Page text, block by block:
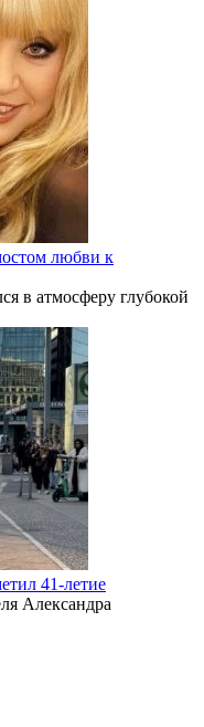
любви к
в атмосферу глубокой
41-летие
Александра